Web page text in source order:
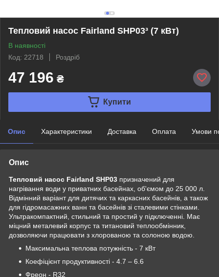
Тепловий насос Fairland SHP03³ (7 кВт)
В наявності
Код: 22718
Роздріб
47 196 ₴
Купити
Опис Характеристики Доставка Оплата Умови
Опис
Тепловий насос Fairland SHP03 призначений для
нагрівання води у приватних басейнах, об'ємом до 25 000 л.
Відмінний варіант для дитячих та каркасних басейнів, а також
для гідромасажних ванн та басейнів зі сталевими стінками.
Ультракомпактний, стильний та простий у підключенні. Має
міцний металевий корпус та титановий теплообмінник,
дозволяючи працювати з хлорованою та солоною водою.
Максимальна теплова потужність - 7 кВт
Коефіцієнт продуктивності - 4.7 – 6.6
Фреон - R32